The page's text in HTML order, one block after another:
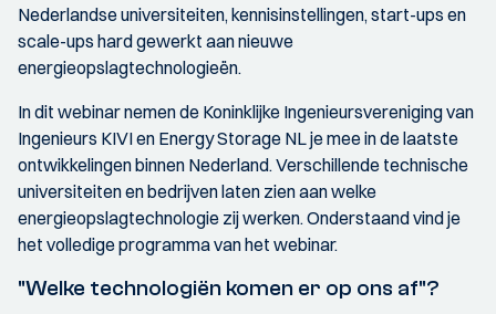
Nederlandse universiteiten, kennisinstellingen, start-ups en
scale-ups hard gewerkt aan nieuwe
energieopslagtechnologieën.
In dit webinar nemen de Koninklijke Ingenieursvereniging van
Ingenieurs KIVI en Energy Storage NL je mee in de laatste
ontwikkelingen binnen Nederland. Verschillende technische
universiteiten en bedrijven laten zien aan welke
energieopslagtechnologie zij werken. Onderstaand vind je
het volledige programma van het webinar.
"Welke technologiën komen er op ons af"?